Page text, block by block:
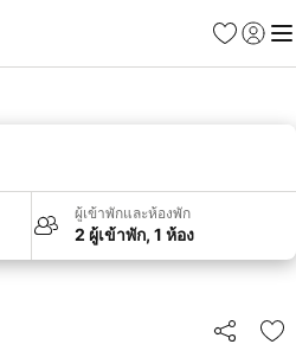
รายการโป
เข้าสู่ร
เมนู
ผู้เข้าพักและห้องพัก
2 ผู้เข้าพัก, 1 ห้อง
แชร์
เ